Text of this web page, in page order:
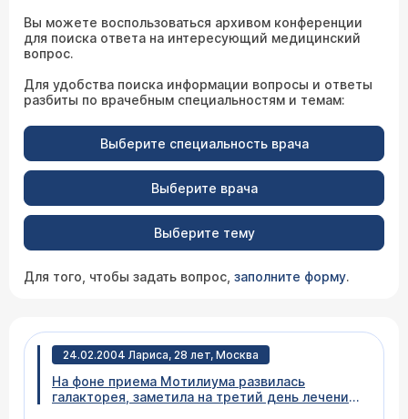
Вы можете воспользоваться архивом конференции
для поиска ответа на интересующий медицинский
вопрос.
Для удобства поиска информации вопросы и ответы
разбиты по врачебным специальностям и темам:
Выберите специальность врача
Выберите врача
Выберите тему
Для того, чтобы задать вопрос, заполните форму.
24.02.2004 Лариса, 28 лет, Москва
На фоне приема Мотилиума развилась
галакторея, заметила на третий день лечения,